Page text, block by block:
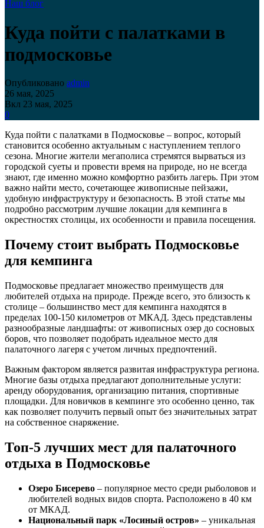
Наш блог
Куда пойти с палатками в
подмосковье
Опубликовано admin
26 мая, 2025
Вкл 23 мая, 2025
0
Куда пойти с палатками в Подмосковье – вопрос, который
становится особенно актуальным с наступлением теплого
сезона. Многие жители мегаполиса стремятся вырваться из
городской суеты и провести время на природе, но не всегда
знают, где именно можно комфортно разбить лагерь. При этом
важно найти место, сочетающее живописные пейзажи,
удобную инфраструктуру и безопасность. В этой статье мы
подробно рассмотрим лучшие локации для кемпинга в
окрестностях столицы, их особенности и правила посещения.
Почему стоит выбрать Подмосковье
для кемпинга
Подмосковье предлагает множество преимуществ для
любителей отдыха на природе. Прежде всего, это близость к
столице – большинство мест для кемпинга находятся в
пределах 100-150 километров от МКАД. Здесь представлены
разнообразные ландшафты: от живописных озер до сосновых
боров, что позволяет подобрать идеальное место для
палаточного лагеря с учетом личных предпочтений.
Важным фактором является развитая инфраструктура региона.
Многие базы отдыха предлагают дополнительные услуги:
аренду оборудования, организацию питания, спортивные
площадки. Для новичков в кемпинге это особенно ценно, так
как позволяет получить первый опыт без значительных затрат
на собственное снаряжение.
Топ-5 лучших мест для палаточного
отдыха в Подмосковье
Озеро Бисерево – популярное место среди рыболовов и
любителей водных видов спорта. Расположено в 40 км
от МКАД.
Национальный парк «Лосиный остров» – уникальная